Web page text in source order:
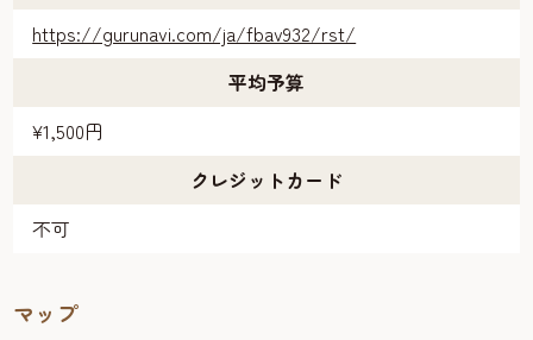
https://gurunavi.com/ja/fbav932/rst/
平均予算
¥1,500円
クレジットカード
不可
マップ